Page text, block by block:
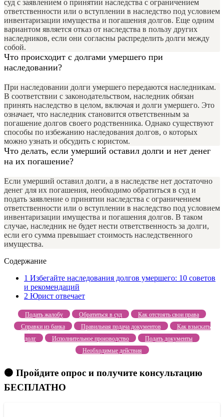
суд с заявлением о принятии наследства с ограничением
ответственности или о вступлении в наследство под условием
инвентаризации имущества и погашения долгов. Еще одним
вариантом является отказ от наследства в пользу других
наследников, если они согласны распределить долги между
собой.
Что происходит с долгами умершего при
наследовании?
При наследовании долги умершего передаются наследникам.
В соответствии с законодательством, наследник обязан
принять наследство в целом, включая и долги умершего. Это
означает, что наследник становится ответственным за
погашение долгов своего родственника. Однако существуют
способы по избежанию наследования долгов, о которых
можно узнать и обсудить с юристом.
Что делать, если умерший оставил долги и нет денег
на их погашение?
Если умерший оставил долги, а в наследстве нет достаточно
денег для их погашения, необходимо обратиться в суд и
подать заявление о принятии наследства с ограничением
ответственности или о вступлении в наследство под условием
инвентаризации имущества и погашения долгов. В таком
случае, наследник не будет нести ответственность за долги,
если его сумма превышает стоимость наследственного
имущества.
Содержание
1 Избегайте наследования долгов умершего: 10 советов
и рекомендаций
2 Юрист отвечает
Подать жалобу Обратиться в суд
Как отстоять свои права
Справки из банка
Правильная подача документов
Как взыскать
долг
Исполнительное производство
Подать документы
Необходимые действия
🟠 Пройдите опрос и получите консультацию
БЕСПЛАТНО